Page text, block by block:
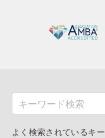
よく検索されているキー